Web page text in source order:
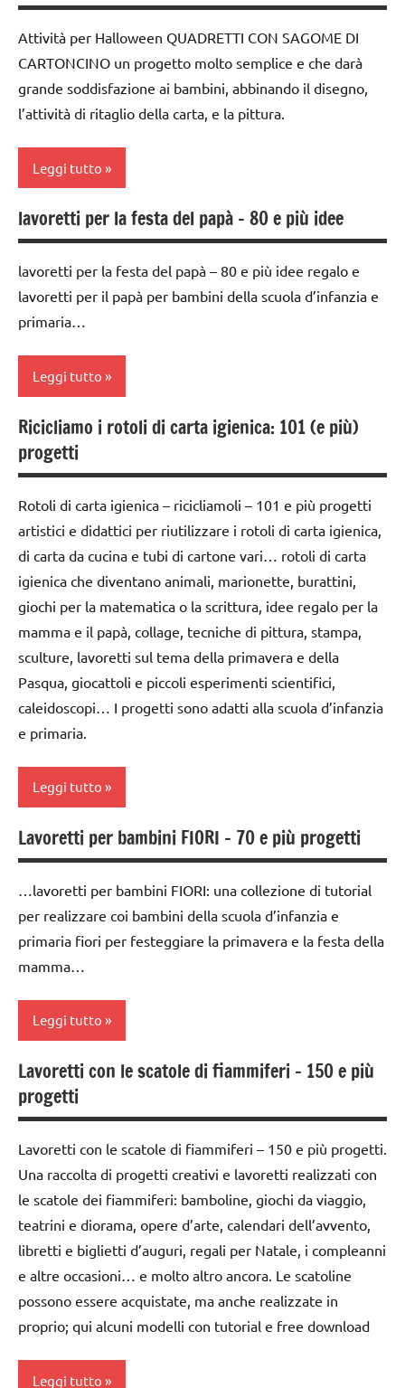
ARGOMENTI
PER ETA'
ARTICOLI
Natale
papercutting
TUTTI GLI
VITA
PRATICA
dai
anni
anni
decorazioni
natalizie
DOWNLOAD
FESTE
DELL'ANNO
LAVORETTI
lavoretti
Natale
Natale
TUTORIAL
TUTTI GLI
ARGOMENTI
PER ETA'
TUTTI GLI
ARTICOLI
Attività per Halloween QUADRETTI CON SAGOME DI
CARTONCINO un progetto molto semplice e che darà
grande soddisfazione ai bambini, abbinando il disegno,
l’attività di ritaglio della carta, e la pittura.
Leggi tutto
ARTE
IMMAGINE
Autunno
dai
6
anni
6
anni
DELL'ANNO
STAGIONI
tecniche
varie
TUTTI GLI
ARGOMENTI
PER ETA'
ARTICOLI
lavoretti per la festa del papà – 80 e più idee
lavoretti per la festa del papà – 80 e più idee regalo e
lavoretti per il papà per bambini della scuola d’infanzia e
primaria…
Leggi tutto
da 0
a 3
anni
dai
3 ai
6
anni
dai
6
anni
festa
del
papà
FESTE
DELL'ANNO
raccolte
di links
STAGIONI
TUTORIAL
TUTTI GLI
PER ETA'
TUTTI GLI
Ricicliamo i rotoli di carta igienica: 101 (e più)
progetti
Rotoli di carta igienica – ricicliamoli – 101 e più progetti
artistici e didattici per riutilizzare i rotoli di carta igienica,
di carta da cucina e tubi di cartone vari… rotoli di carta
igienica che diventano animali, marionette, burattini,
giochi per la matematica o la scrittura, idee regalo per la
mamma e il papà, collage, tecniche di pittura, stampa,
sculture, lavoretti sul tema della primavera e della
Pasqua, giocattoli e piccoli esperimenti scientifici,
caleidoscopi… I progetti sono adatti alla scuola d’infanzia
e primaria.
Leggi tutto
LAVORETTI
di links
a tema
TUTTI GLI
ARTICOLI
Lavoretti per bambini FIORI – 70 e più progetti
…lavoretti per bambini FIORI: una collezione di tutorial
per realizzare coi bambini della scuola d’infanzia e
primaria fiori per festeggiare la primavera e la festa della
mamma…
Leggi tutto
classi
1a-5a
a 3
anni
dai
3 ai
6
anni
Festa
della
Lavoretti con le scatole di fiammiferi – 150 e più
progetti
Lavoretti con le scatole di fiammiferi – 150 e più progetti.
Una raccolta di progetti creativi e lavoretti realizzati con
le scatole dei fiammiferi: bamboline, giochi da viaggio,
teatrini e diorama, opere d’arte, calendari dell’avvento,
libretti e biglietti d’auguri, regali per Natale, i compleanni
e altre occasioni… e molto altro ancora. Le scatoline
possono essere acquistate, ma anche realizzate in
proprio; qui alcuni modelli con tutorial e free download
Leggi tutto